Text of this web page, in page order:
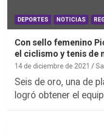
DEPORTES NOTICIAS
Con sello femenino
el ciclismo y tenis de
14 de diciembre de 2021
Seis de oro, una de
logró obtener el